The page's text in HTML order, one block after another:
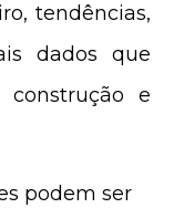
tendências,
dados que
e
podem ser